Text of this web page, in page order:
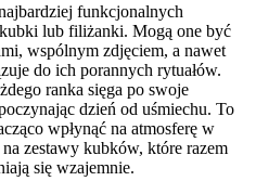
funkcjonalnych
lub filiżanki. Mogą one być
wspólnym zdjęciem, a nawet
do ich porannych rytuałów.
ranka sięga po swoje
dzień od uśmiechu. To
wpłynąć na atmosferę w
zestawy kubków, które razem
się wzajemnie.